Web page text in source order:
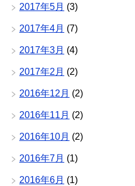
2017年5月 (3)
2017年4月 (7)
2017年3月 (4)
2017年2月 (2)
2016年12月 (2)
2016年11月 (2)
2016年10月 (2)
2016年7月 (1)
2016年6月 (1)